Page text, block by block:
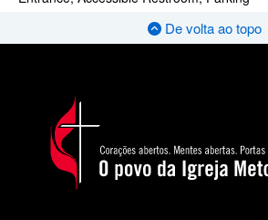
De volta ao topo